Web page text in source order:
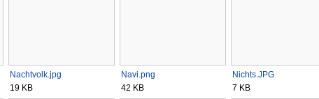
Nachtvolk.jpg
19 KB
Navi.png
42 KB
Nichts.JPG
7 KB